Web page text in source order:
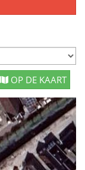
OP DE KAART